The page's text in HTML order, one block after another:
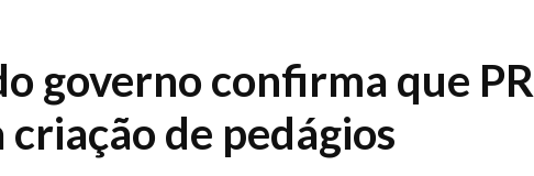
governo confirma que PR
criação de pedágios